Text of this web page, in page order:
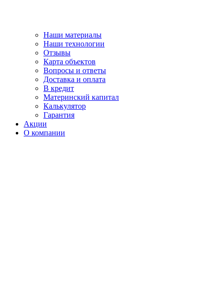
Наши материалы
Наши технологии
Отзывы
Карта объектов
Вопросы и ответы
Доставка и оплата
В кредит
Материнский капитал
Калькулятор
Гарантия
Акции
О компании